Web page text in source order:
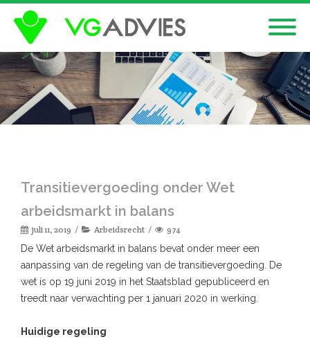
Transitievergoeding onder Wet
arbeidsmarkt in balans
juli 11, 2019 Arbeidsrecht 974
De Wet arbeidsmarkt in balans bevat onder meer een
aanpassing van de regeling van de transitievergoeding. De
wet is op 19 juni 2019 in het Staatsblad gepubliceerd en
treedt naar verwachting per 1 januari 2020 in werking.
Huidige regeling